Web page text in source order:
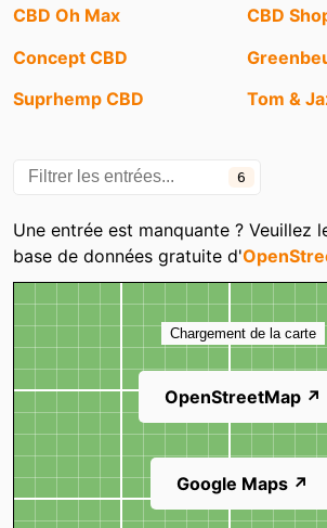
Entrées
CBD Oh Max
CBD
Concept CBD
Suprhemp CBD
Tom &
6
Une entrée est manquante ? Veuillez
base de données gratuite d'
Carte
Chargement de la carte
OpenStreetMap ↗
Google Maps ↗